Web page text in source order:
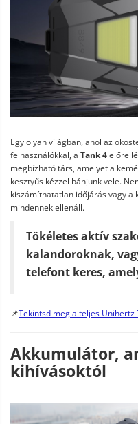
Egy olyan világban, ahol az
felhasználókkal, a Tank 4előre
megbízható társ, amelyet a
kesztyűs kézzel bánjunk vele.
kiszámíthatatlan időjárás vagy a
mindennek ellenáll.
Tökéletes aktív
kalandoroknak,
telefont keres,
📌Tekintsd meg a teljes
Akkumulátor,
kihívásoktól